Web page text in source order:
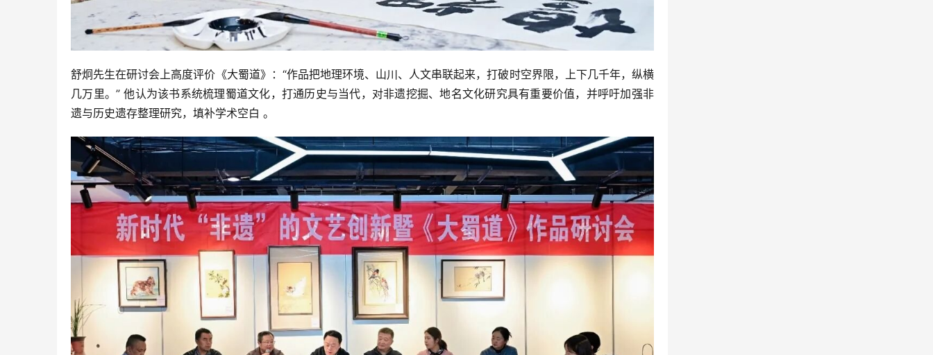
舒炯先生在研讨会上高度评价《大蜀道》：“作品把地理环境、山川、人文串联起来，打破时空界限，上下几千年，纵横
几万里。” 他认为该书系统梳理蜀道文化，打通历史与当代，对非遗挖掘、地名文化研究具有重要价值，并呼吁加强非
遗与历史遗存整理研究，填补学术空白 。